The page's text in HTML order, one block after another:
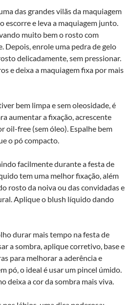
das grandes vilãs da maquiagem
escorre e leva a maquiagem junto.
muito bem o rosto com
Depois, enrole uma pedra de gelo
delicadamente, sem pressionar.
e deixa a maquiagem fixa por mais
bem limpa e sem oleosidade, é
aumentar a fixação, acrescente
oil-free (sem óleo). Espalhe bem
o pó compacto.
facilmente durante a festa de
tem uma melhor fixação, além
rosto da noiva ou das convidadas e
Aplique o blush líquido dando
durar mais tempo na festa de
a sombra, aplique corretivo, base e
para melhorar a aderência e
pó, o ideal é usar um pincel úmido.
deixa a cor da sombra mais viva.